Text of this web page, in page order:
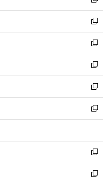
開
く
ウ
で
開
く
ン
ド
ウ
で
開
く
ウ
ィ
ン
ド
ウ
で
開
く
し
い
ウ
ィ
ン
ド
ウ
で
開
く
新
し
い
ウ
ィ
ン
ド
ウ
で
開
新
し
い
ウ
ィ
ン
ド
ウ
開
く
新
し
い
ウ
ィ
ン
ウ
で
開
く
新
し
い
ウ
ン
ド
ウ
で
新
し
ウ
ィ
ン
ド
新
し
い
新